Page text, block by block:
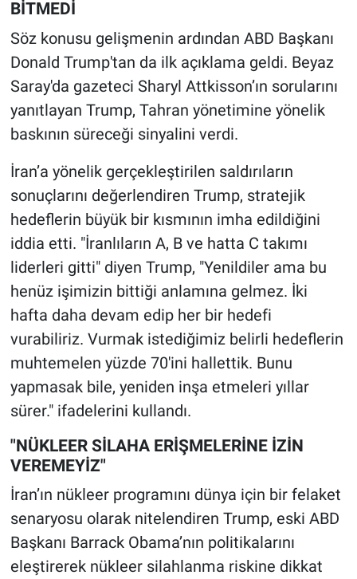
BİTMEDİ
Söz konusu gelişmenin ardından ABD Başkanı
Donald Trump'tan da ilk açıklama geldi. Beyaz
Saray'da gazeteci Sharyl Attkisson’ın sorularını
yanıtlayan Trump, Tahran yönetimine yönelik
baskının süreceği sinyalini verdi.
İran’a yönelik gerçekleştirilen saldırıların
sonuçlarını değerlendiren Trump, stratejik
hedeflerin büyük bir kısmının imha edildiğini
iddia etti. "İranlıların A, B ve hatta C takımı
liderleri gitti" diyen Trump, "Yenildiler ama bu
henüz işimizin bittiği anlamına gelmez. İki
hafta daha devam edip her bir hedefi
vurabiliriz. Vurmak istediğimiz belirli hedeflerin
muhtemelen yüzde 70'ini hallettik. Bunu
yapmasak bile, yeniden inşa etmeleri yıllar
sürer." ifadelerini kullandı.
"NÜKLEER SİLAHA ERİŞMELERİNE İZİN
VEREMEYİZ"
İran’ın nükleer programını dünya için bir felaket
senaryosu olarak nitelendiren Trump, eski ABD
Başkanı Barrack Obama’nın politikalarını
eleştirerek nükleer silahlanma riskine dikkat